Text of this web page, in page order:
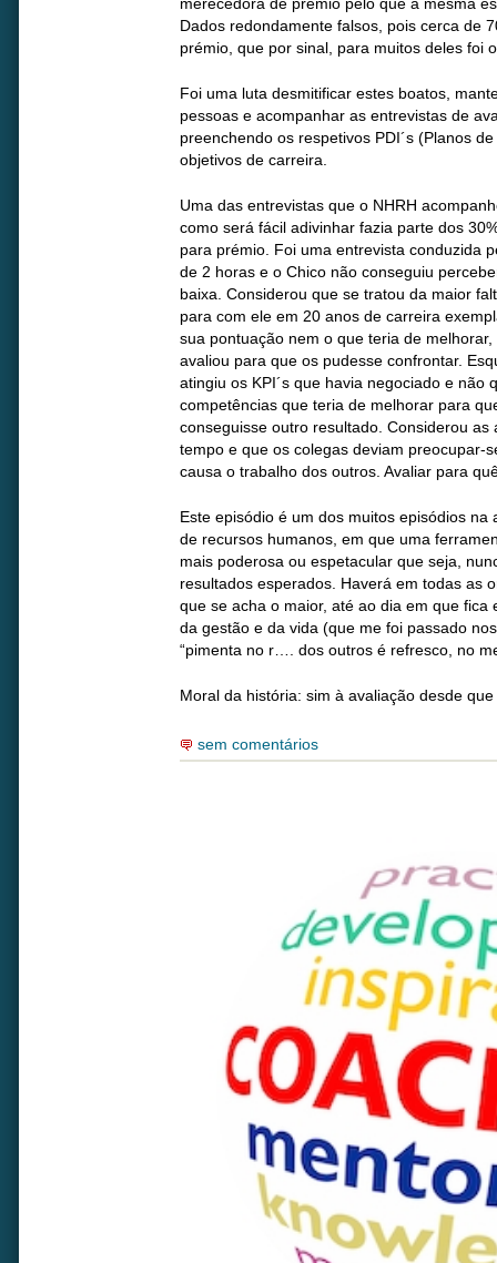
merecedora de prémio pelo que a mesma
Dados redondamente falsos, pois cerca de
prémio, que por sinal, para muitos deles foi
Foi uma luta desmitificar estes boatos,
pessoas e acompanhar as entrevistas de
preenchendo os respetivos PDI´s (Planos
objetivos de carreira.
Uma das entrevistas que o NHRH
como será fácil adivinhar fazia parte dos
para prémio. Foi uma entrevista conduzida
de 2 horas e o Chico não conseguiu
baixa. Considerou que se tratou da maior
para com ele em 20 anos de carreira
sua pontuação nem o que teria de
avaliou para que os pudesse confrontar.
atingiu os KPI´s que havia negociado e não
competências que teria de melhorar para
conseguisse outro resultado. Considerou
tempo e que os colegas deviam preocupar-
causa o trabalho dos outros. Avaliar para
Este episódio é um dos muitos episódios
de recursos humanos, em que uma
mais poderosa ou espetacular que seja,
resultados esperados. Haverá em todas as
que se acha o maior, até ao dia em que
da gestão e da vida (que me foi passado
“pimenta no r…. dos outros é refresco, no
Moral da história: sim à avaliação desde
sem comentários